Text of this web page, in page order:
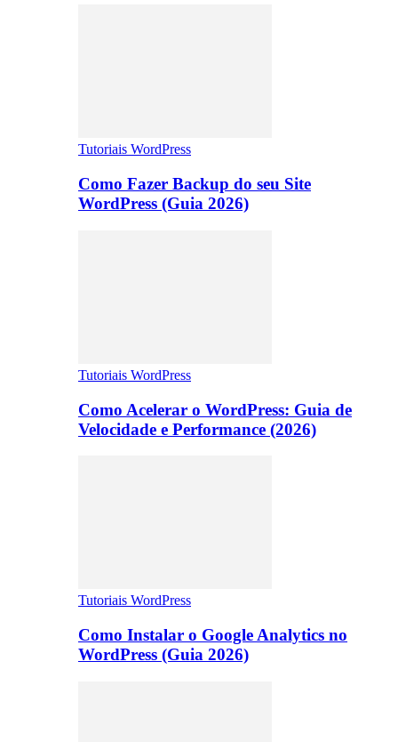
Tutoriais WordPress
Como Fazer Backup do seu Site
WordPress (Guia 2026)
Tutoriais WordPress
Como Acelerar o WordPress: Guia de
Velocidade e Performance (2026)
Tutoriais WordPress
Como Instalar o Google Analytics no
WordPress (Guia 2026)